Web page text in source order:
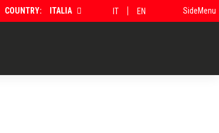
COUNTRY: ITALIA IT EN SideMenu